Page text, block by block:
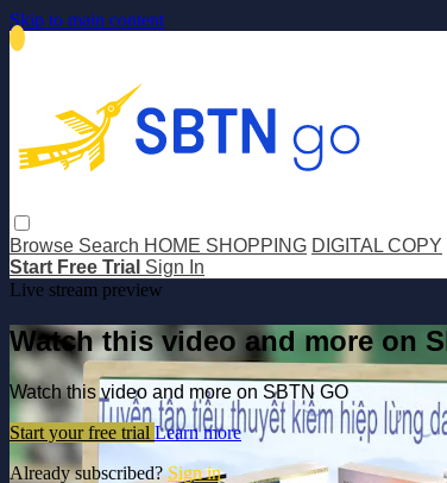
Skip to main content
Browse Search HOME SHOPPING DIGITAL COPY
Start Free Trial Sign In
Live stream preview
Watch this video and more on
Watch this video and more on SBTN GO
Start your free trial Learn more
Already subscribed?Sign in